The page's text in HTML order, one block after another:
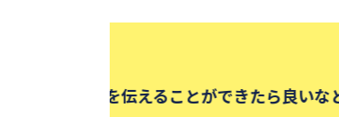
受験勉強では、苦手